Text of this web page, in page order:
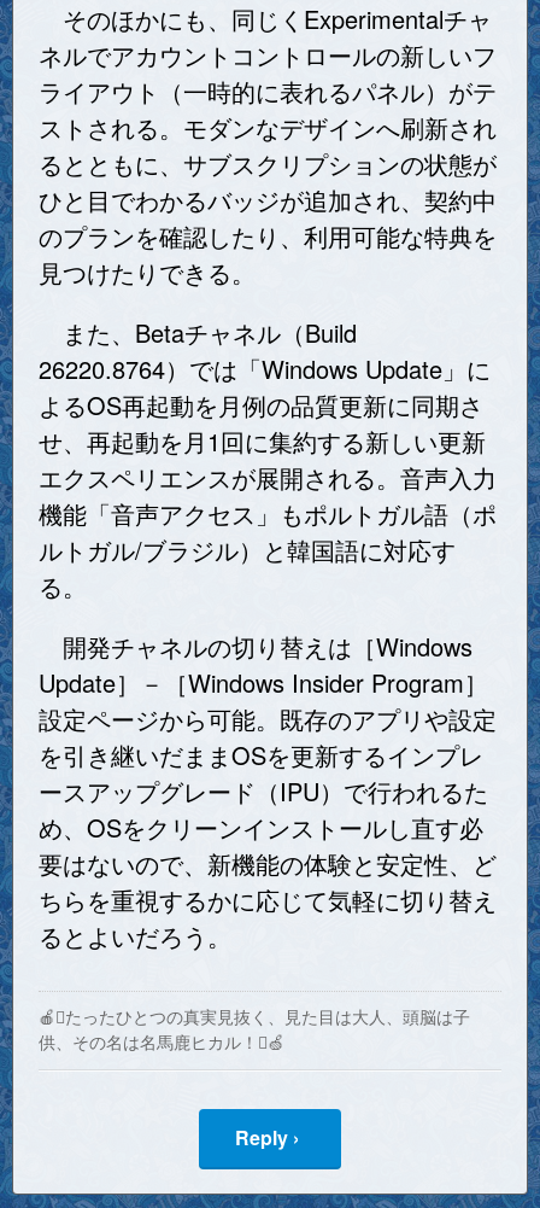
そのほかにも、同じくExperimentalチャ
ネルでアカウントコントロールの新しいフ
ライアウト（一時的に表れるパネル）がテ
ストされる。モダンなデザインへ刷新され
るとともに、サブスクリプションの状態が
ひと目でわかるバッジが追加され、契約中
のプランを確認したり、利用可能な特典を
見つけたりできる。
また、Betaチャネル（Build
26220.8764）では「Windows Update」に
よるOS再起動を月例の品質更新に同期さ
せ、再起動を月1回に集約する新しい更新
エクスペリエンスが展開される。音声入力
機能「音声アクセス」もポルトガル語（ポ
ルトガル/ブラジル）と韓国語に対応す
る。
開発チャネルの切り替えは［Windows
Update］－［Windows Insider Program］
設定ページから可能。既存のアプリや設定
を引き継いだままOSを更新するインプレ
ースアップグレード（IPU）で行われるた
め、OSをクリーンインストールし直す必
要はないので、新機能の体験と安定性、ど
ちらを重視するかに応じて気軽に切り替え
るとよいだろう。
🍎たったひとつの真実見抜く、見た目は大人、頭脳は子
供、その名は名馬鹿ヒカル！🍏
Reply ›